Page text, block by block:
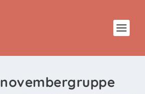
novembergruppe